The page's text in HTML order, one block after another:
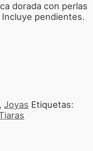
dorada con perlas
pendientes.
, Joyas Etiquetas: